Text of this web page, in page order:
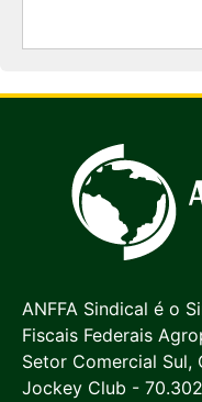
ANFFA Sindical é o
Fiscais Federais
Setor Comercial Sul,
Jockey Club -